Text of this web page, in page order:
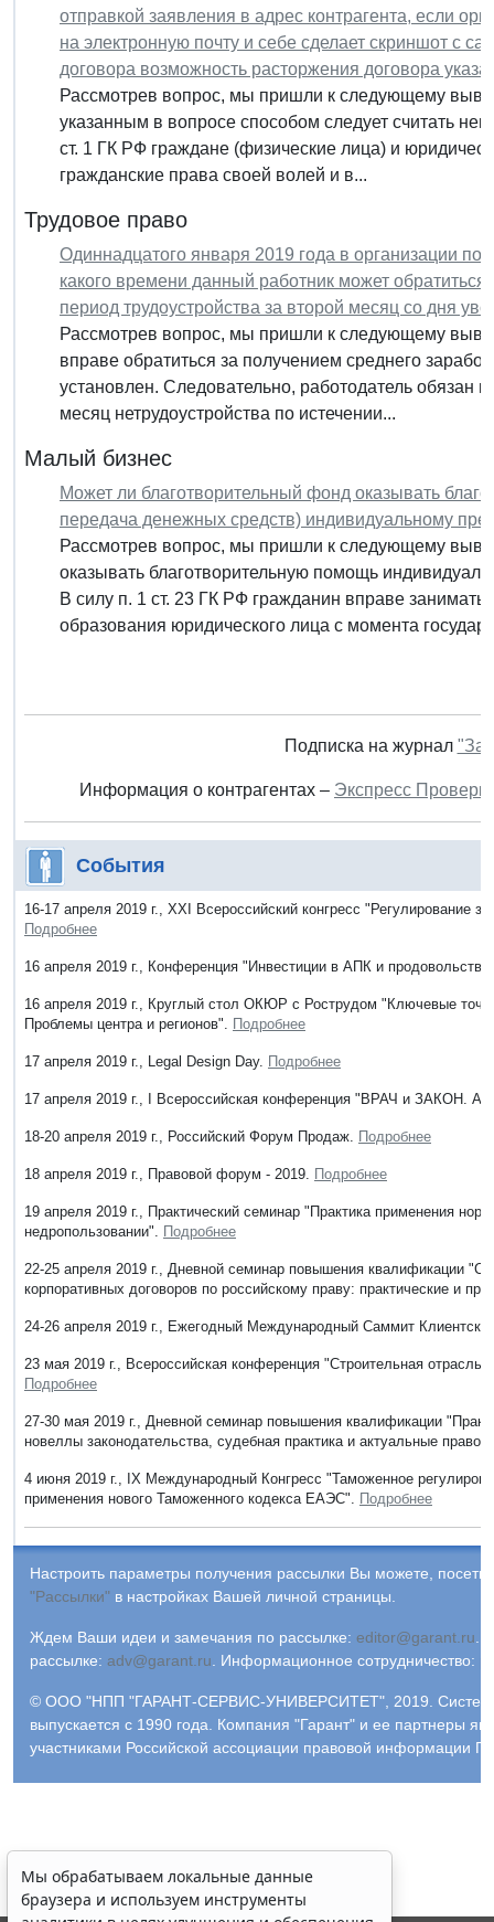
отправкой заявления в адрес контрагента, если
на электронную почту и себе сделает скриншот с
договора возможность расторжения договора
Рассмотрев вопрос, мы пришли к следующему
указанным в вопросе способом следует считать
ст. 1 ГК РФ граждане (физические лица) и
гражданские права своей волей и в...
Трудовое право
Одиннадцатого января 2019 года в организации
какого времени данный работник может
период трудоустройства за второй месяц со дня
Рассмотрев вопрос, мы пришли к следующему
вправе обратиться за получением среднего
установлен. Следовательно, работодатель обязан
месяц нетрудоустройства по истечении...
Малый бизнес
Может ли благотворительный фонд оказывать
передача денежных средств) индивидуальному
Рассмотрев вопрос, мы пришли к следующему
оказывать благотворительную помощь
В силу п. 1 ст. 23 ГК РФ гражданин вправе
образования юридического лица с момента
Подписка на журнал
Информация о контрагентах – Экспресс
События
16-17 апреля 2019 г., XXI Всероссийский конгресс "Регулирование
Подробнее
16 апреля 2019 г., Конференция "Инвестиции в АПК и
16 апреля 2019 г., Круглый стол ОКЮР с Рострудом "Ключевые
Проблемы центра и регионов". Подробнее
17 апреля 2019 г., Legal Design Day. Подробнее
17 апреля 2019 г., I Всероссийская конференция "ВРАЧ и ЗАКОН.
18-20 апреля 2019 г., Российский Форум Продаж. Подробнее
18 апреля 2019 г., Правовой форум - 2019. Подробнее
19 апреля 2019 г., Практический семинар "Практика применения
недропользовании". Подробнее
22-25 апреля 2019 г., Дневной семинар повышения квалификации
корпоративных договоров по российскому праву: практические и
24-26 апреля 2019 г., Ежегодный Международный Саммит
23 мая 2019 г., Всероссийская конференция "Строительная отрасль
Подробнее
27-30 мая 2019 г., Дневной семинар повышения квалификации
новеллы законодательства, судебная практика и актуальные
4 июня 2019 г., IX Международный Конгресс "Таможенное
применения нового Таможенного кодекса ЕАЭС". Подробнее
Настроить параметры получения рассылки Вы можете,
"Рассылки" в настройках Вашей личной страницы.
Ждем Ваши идеи и замечания по рассылке: editor@garant.ru
рассылке: adv@garant.ru Информационное сотрудничество:
© ООО "НПП "ГАРАНТ-СЕРВИС-УНИВЕРСИТЕТ", 2019.
выпускается с 1990 года. Компания "Гарант" и ее партнеры
участниками Российской ассоциации правовой информации
Мы обрабатываем локальные данные
браузера и используем инструменты